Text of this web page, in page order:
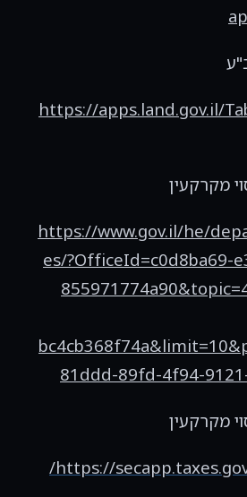
https://apps.land.gov.il/
מקרקעין
https://www.gov.il/he/
es/?OfficeId=c0d8ba69-
81ddd-89fd-4f94-
מקרקעין
https://
/